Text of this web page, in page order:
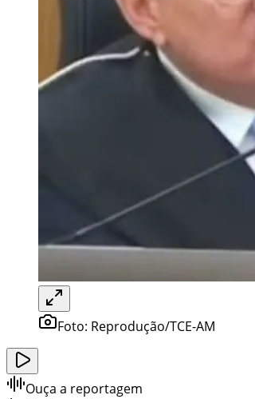
Foto: Reprodução/TCE-AM
Ouça a reportagem